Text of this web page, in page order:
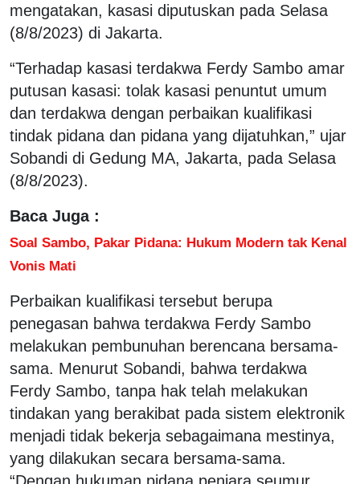
mengatakan, kasasi diputuskan pada Selasa
(8/8/2023) di Jakarta.
“Terhadap kasasi terdakwa Ferdy Sambo amar
putusan kasasi: tolak kasasi penuntut umum
dan terdakwa dengan perbaikan kualifikasi
tindak pidana dan pidana yang dijatuhkan,” ujar
Sobandi di Gedung MA, Jakarta, pada Selasa
(8/8/2023).
Baca Juga :
Soal Sambo, Pakar Pidana: Hukum Modern tak Kenal
Vonis Mati
Perbaikan kualifikasi tersebut berupa
penegasan bahwa terdakwa Ferdy Sambo
melakukan pembunuhan berencana bersama-
sama. Menurut Sobandi, bahwa terdakwa
Ferdy Sambo, tanpa hak telah melakukan
tindakan yang berakibat pada sistem elektronik
menjadi tidak bekerja sebagaimana mestinya,
yang dilakukan secara bersama-sama.